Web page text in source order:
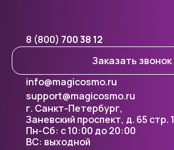
8 (800) 700 38 12
Заказать звонок
г. Санкт-Петербург,
Заневский проспект, д. 65 стр. 1
info@magicosmo.ru
support@magicosmo.ru
Пн-Сб: с 10:00 до 20:00
ВС: выходной